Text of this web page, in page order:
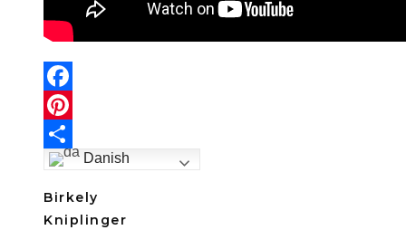
Facebook
Pinterest
Share Danish
Birkely
Kniplinger